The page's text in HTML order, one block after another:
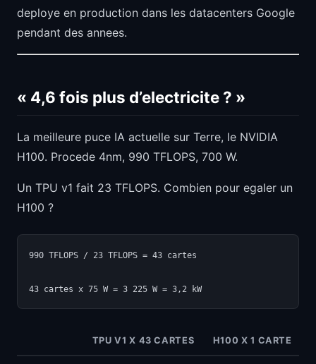
deploye en production dans les datacenters Google
pendant des annees.
« 4,6 fois plus d’electricite ? »
La meilleure puce IA actuelle sur Terre, le NVIDIA
H100. Procede 4nm, 990 TFLOPS, 700 W.
Un TPU v1 fait 23 TFLOPS. Combien pour egaler un
H100 ?
990 TFLOPS / 23 TFLOPS = 43 cartes
TPU V1 X 43 CARTES H100 X 1 CARTE